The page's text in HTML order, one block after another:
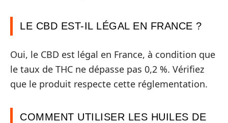
LE CBD EST-IL LÉGAL EN FRANCE ?
Oui, le CBD est légal en France, à condition que
le taux de THC ne dépasse pas 0,2 %. Vérifiez
que le produit respecte cette réglementation.
COMMENT UTILISER LES HUILES DE